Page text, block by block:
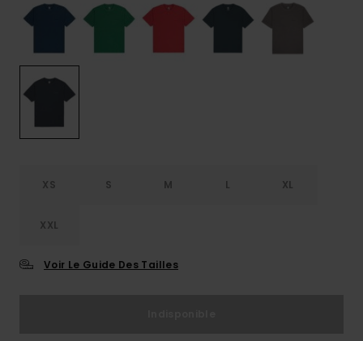
XS S M L XL
XXL
Voir Le Guide Des Tailles